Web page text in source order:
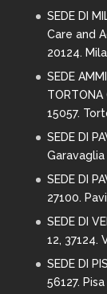
SEDE DI
Care and
20124.
SEDE
TORTONA
15057.
SEDE DI
Garavaglia
SEDE DI
27100.
SEDE DI
12, 37124.
SEDE DI
56127. Pisa